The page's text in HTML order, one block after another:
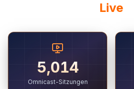
Live
5,014
Omnicast-Sitzungen